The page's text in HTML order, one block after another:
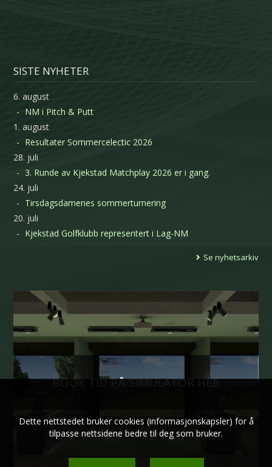
SISTE NYHETER
6. august
NM i Pitch & Putt
1. august
Resultater Sommercelectic 2026
28. juli
3. Runde av Kjekstad Matchplay 2026 er i gang.
24. juli
Tirsdagsdamenes sommerturnering
20. juli
Kjekstad Golfklubb representert i Lag-NM
Se nyhetsarkiv
BOOK TID PÅ SIMULATOR HER
Dette nettstedet bruker cookies (informasjonskapsler) for å
tilpasse nettsidene bedre til deg som bruker.